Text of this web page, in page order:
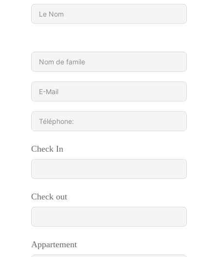
Check In
Check out
Appartement